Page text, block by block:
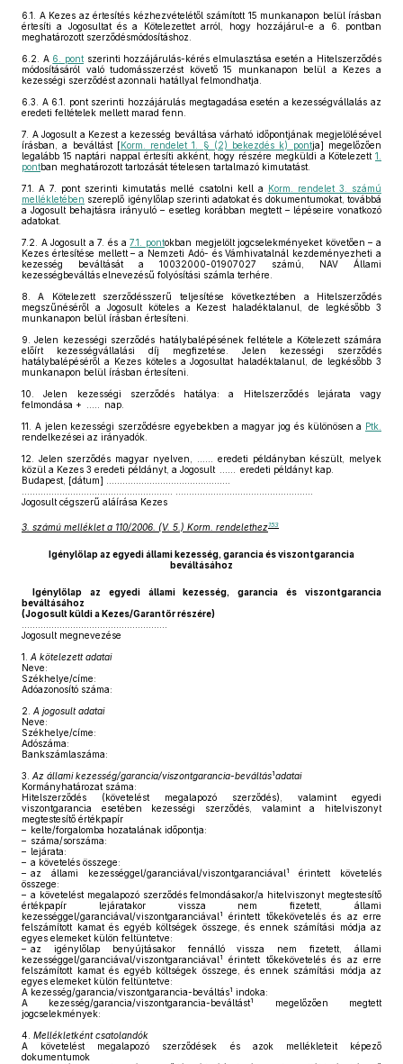
6.1.
A Kezes az értesítés kézhezvételétől számított 15 munkanapon belül írásban
értesíti a Jogosultat és a Kötelezettet arról, hogy hozzájárul-e a 6. pontban
meghatározott szerződésmódosításhoz.
6.2.
A 6. pont szerinti hozzájárulás-kérés elmulasztása esetén a Hitelszerződés
módosításáról való tudomásszerzést követő 15 munkanapon belül a Kezes a
kezességi szerződést azonnali hatállyal felmondhatja.
6.3.
A 6.1. pont szerinti hozzájárulás megtagadása esetén a kezességvállalás az
eredeti feltételek mellett marad fenn.
7. A Jogosult a Kezest a kezesség beváltása várható időpontjának megjelölésével
írásban, a beváltást [Korm. rendelet 1. § (2) bekezdés k) pontja] megelőzően
legalább 15 naptári nappal értesíti akként, hogy részére megküldi a Kötelezett 1.
pontban meghatározott tartozását tételesen tartalmazó kimutatást.
7.1.
A 7. pont szerinti kimutatás mellé csatolni kell a Korm. rendelet 3. számú
mellékletében szereplő igénylőlap szerinti adatokat és dokumentumokat, továbbá
a Jogosult behajtásra irányuló – esetleg korábban megtett – lépéseire vonatkozó
adatokat.
7.2.
A Jogosult a 7. és a7.1. pontokban megjelölt jogcselekményeket követően – a
Kezes értesítése mellett – a Nemzeti Adó- és Vámhivatalnál kezdeményezheti a
kezesség beváltását a 10032000-01907027 számú, NAV Állami
kezességbeváltás elnevezésű folyósítási számla terhére.
8.
A Kötelezett szerződésszerű teljesítése következtében a Hitelszerződés
megszűnéséről a Jogosult köteles a Kezest haladéktalanul, de legkésőbb 3
munkanapon belül írásban értesíteni.
9.
Jelen kezességi szerződés hatálybalépésének feltétele a Kötelezett számára
előírt kezességvállalási díj megfizetése. Jelen kezességi szerződés
hatálybalépéséről a Kezes köteles a Jogosultat haladéktalanul, de legkésőbb 3
munkanapon belül írásban értesíteni.
10.
Jelen kezességi szerződés hatálya: a Hitelszerződés lejárata vagy
felmondása + ..... nap.
11.
A jelen kezességi szerződésre egyebekben a magyar jog és különösen a Ptk.
rendelkezései az irányadók.
12.
Jelen szerződés magyar nyelven, ...... eredeti példányban készült, melyek
közül a Kezes 3 eredeti példányt, a Jogosult ...... eredeti példányt kap.
Budapest, [dátum] ..............................................
Jogosult cégszerű aláírása Kezes
3. számú melléklet a 110/2006. (V. 5.) Korm. rendelethez153
Igénylőlap az egyedi állami kezesség, garancia és viszontgarancia
beváltásához
Igénylőlap az egyedi állami kezesség, garancia és viszontgarancia
beváltásához
(Jogosult küldi a Kezes/Garantőr részére)
Jogosult megnevezése
1. A kötelezett adatai
Neve:
Székhelye/címe:
Adóazonosító száma:
2. A jogosult adatai
Neve:
Székhelye/címe:
Adószáma:
Bankszámlaszáma:
3. Az állami kezesség/garancia/viszontgarancia-beváltás1adatai
Kormányhatározat száma:
Hitelszerződés (követelést megalapozó szerződés), valamint egyedi
viszontgarancia esetében kezességi szerződés, valamint a hitelviszonyt
megtestesítő értékpapír
– kelte/forgalomba hozatalának időpontja:
– száma/sorszáma:
– lejárata:
– a követelés összege:
– az állami kezességgel/garanciával/viszontgaranciával 1
érintett követelés
összege:
– a követelést megalapozó szerződés felmondásakor/a hitelviszonyt megtestesítő
értékpapír lejáratakor vissza nem fizetett, állami
kezességgel/garanciával/viszontgaranciával 1
érintett tőkekövetelés és az erre
felszámított kamat és egyéb költségek összege, és ennek számítási módja az
egyes elemeket külön feltüntetve:
– az igénylőlap benyújtásakor fennálló vissza nem fizetett, állami
kezességgel/garanciával/viszontgaranciával 1
érintett tőkekövetelés és az erre
felszámított kamat és egyéb költségek összege, és ennek számítási módja az
egyes elemeket külön feltüntetve:
A kezesség/garancia/viszontgarancia-beváltás1 indoka:
A kezesség/garancia/viszontgarancia-beváltást1
megelőzően megtett
jogcselekmények:
4. Mellékletként csatolandók
A követelést megalapozó szerződések és azok mellékleteit képező
dokumentumok